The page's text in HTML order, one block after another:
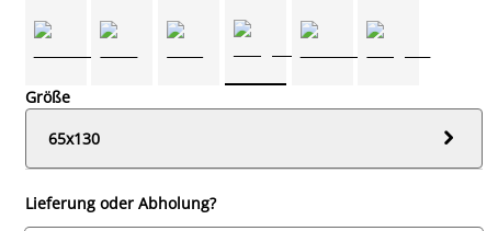
Größe
65x130

Lieferung oder Abholung?